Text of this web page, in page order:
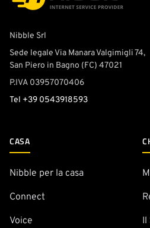
Nibble Srl
Sede legaleVia Manara Valgimigli 74,
San Piero in Bagno (FC) 47021
P.IVA 03957070406
Tel +39 0543918593
CASA
Nibble per la casa
Connect
Voice
Il